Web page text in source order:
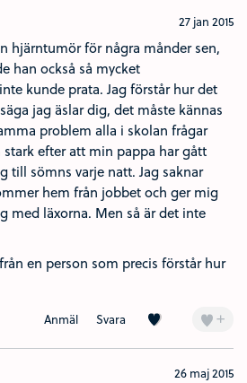
27 jan 2015
hjärntumör för några månder sen,
han också så mycket
kunde prata. Jag förstår hur det
jag äslar dig, det måste kännas
problem alla i skolan frågar
efter att min pappa har gått
till sömns varje natt. Jag saknar
hem från jobbet och ger mig
med läxorna. Men så är det inte
en person som precis förstår hur
Anmäl Svara Kärlek (3) +
26 maj 2015